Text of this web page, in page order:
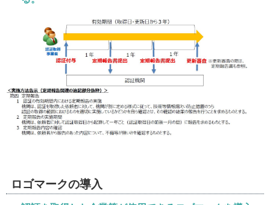
ロゴマークの導入